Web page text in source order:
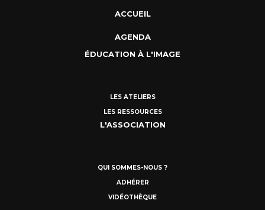
ACCUEIL
AGENDA
ÉDUCATION À L'IMAGE
LES ATELIERS
LES RESSOURCES
L'ASSOCIATION
QUI SOMMES-NOUS ?
ADHÉRER
VIDÉOTHÈQUE